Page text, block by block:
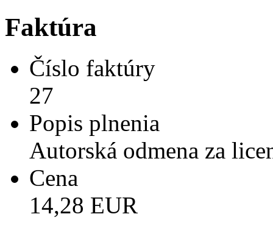
Faktúra
Číslo faktúry
27
Popis plnenia
Autorská odmena za
Cena
14,28 EUR